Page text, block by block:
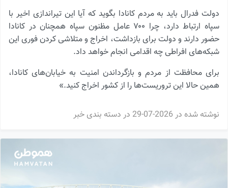
دولت فدرال باید به مردم کانادا بگوید که آیا این تیراندازی اخیر با
سپاه ارتباط دارد، چرا ۷۰۰ عامل مظنون سپاه همچنان در کانادا
حضور دارند و دولت برای بازداشت، اخراج و متلاشی کردن فوری این
شبکه‌های افراطی چه اقدامی انجام خواهد داد.
برای محافظت از مردم و بازگرداندن امنیت به خیابان‌های کانادا،
همین حالا این تروریست‌ها را از کشور اخراج کنید.»
نوشته شده در 2026-07-29 در دسته بندی خبر